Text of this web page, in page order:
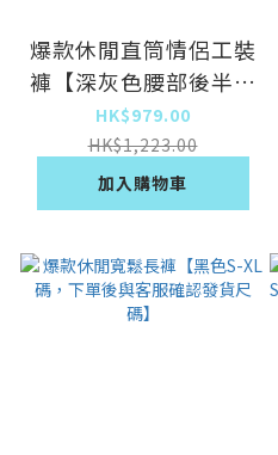
爆款休閒直筒情侶工裝
褲【深灰色腰部後半截
帶有鬆緊彈帶XS-2XL
碼，下單後與客服確認
發貨尺碼】
HK$979.00
HK$1,223.00
加入購物車